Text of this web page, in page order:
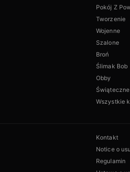
Pokój Z
Tworzenie
Wojenne
Szalone
Broń
Ślimak Bob
Obby
Świąteczne
Wszystkie
Kontakt
Notice o
Regulamin